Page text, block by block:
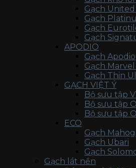
Gạch United
Gạch
Gạch
Gạch
APODIO
Gạch Apodio
Gạch
Gạch Thin
GẠCH VIỆT Ý
Bộ sưu tập
Bộ sưu tập
Bộ sưu tập
ECO
Gạch
Gạch Ubari
Gạch
Gạch lát nền